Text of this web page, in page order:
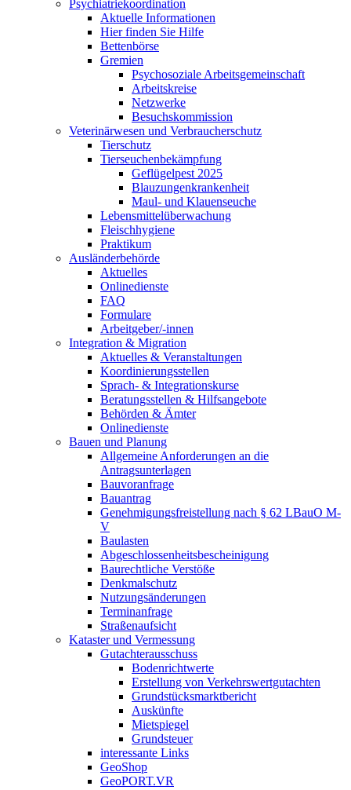
Psychiatriekoordination
Aktuelle Informationen
Hier finden Sie Hilfe
Bettenbörse
Gremien
Psychosoziale Arbeits­gemeinschaft
Arbeitskreise
Netzwerke
Besuchskommission
Veterinärwesen und Verbraucherschutz
Tierschutz
Tierseuchenbekämpfung
Geflügelpest 2025
Blauzungenkrankenheit
Maul- und Klauenseuche
Lebensmittelüberwachung
Fleischhygiene
Praktikum
Ausländerbehörde
Aktuelles
Onlinedienste
FAQ
Formulare
Arbeitgeber/-innen
Integration & Migration
Aktuelles & Veranstaltungen
Koordinierungsstellen
Sprach- & Integrationskurse
Beratungsstellen & Hilfsangebote
Behörden & Ämter
Onlinedienste
Bauen und Planung
Allgemeine Anforderungen an die
Antragsunterlagen
Bauvoranfrage
Bauantrag
Genehmigungsfreistellung nach § 62 LBauO M-
V
Baulasten
Abgeschlossenheits­bescheinigung
Baurechtliche Verstöße
Denkmalschutz
Nutzungsänderungen
Terminanfrage
Straßenaufsicht
Kataster und Vermessung
Gutachterausschuss
Bodenrichtwerte
Erstellung von Verkehrswertgutachten
Grundstücksmarktbericht
Auskünfte
Mietspiegel
Grundsteuer
interessante Links
GeoShop
GeoPORT.VR